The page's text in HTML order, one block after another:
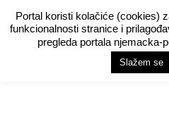
Portal koristi kolačiće (cookies)
funkcionalnosti stranice i
pregleda portala njemacka-
Slažem se